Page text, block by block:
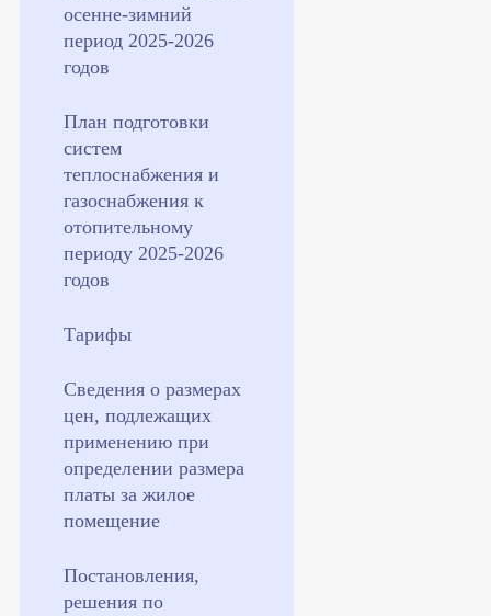
осенне-зимний
период 2025-2026
годов
План подготовки
систем
теплоснабжения и
газоснабжения к
отопительному
периоду 2025-2026
годов
Тарифы
Сведения о размерах
цен, подлежащих
применению при
определении размера
платы за жилое
помещение
Постановления,
решения по